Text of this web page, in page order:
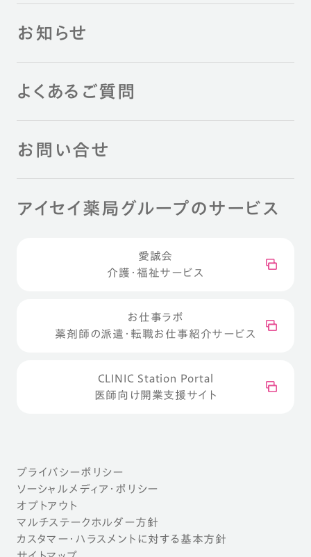
お知らせ
よくあるご質問
お問い合せ
アイセイ薬局グループのサービス
愛誠会
介護・福祉サービス
お仕事ラボ
薬剤師の派遣・転職お仕事紹介サービス
CLINIC Station Portal
医師向け開業支援サイト
プライバシーポリシー
ソーシャルメディア・ポリシー
オプトアウト
マルチステークホルダー方針
カスタマー・ハラスメントに対する基本方針